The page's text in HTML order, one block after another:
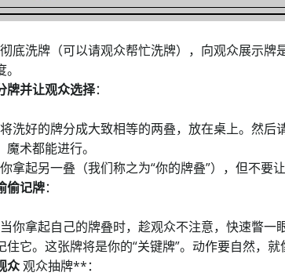
彻底洗牌（可以请观众帮忙洗牌），向观众展示牌
牌并让观众选择：
将洗好的牌分成大致相等的两叠，放在桌上。然后
魔术都能进行。
你拿起另一叠（我们称之为“你的牌叠”），但不要
偷记牌：
当你拿起自己的牌叠时，趁观众不注意，快速瞥一
住它。这张牌将是你的“关键牌”。动作要自然，就
众观众抽牌**：